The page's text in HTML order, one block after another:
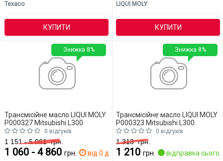
Texaco
КУПИТИ
LIQUI MOLY
КУПИТИ
Трансмісійне масло LIQUI MOLY
P000327 Mitsubishi L300
0 відгуків
1 151 - 5 061грн.
1 060 - 4 860 грн. від 0 дн.
Знижка 8%
Трансмісійне масло LIQUI MOLY
P000323 Mitsubishi L300
0 відгуків
1 313грн.
1 210 грн. відправка
Знижка 8%